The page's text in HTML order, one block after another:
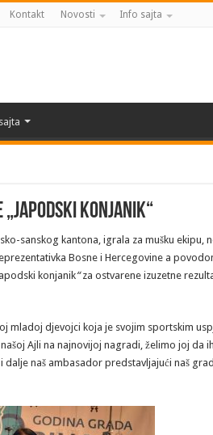
Kontakt Novosti Info sajta
konjanik“
sanskog kantona, igrala za mušku ekipu,
Bosne i Hercegovine a
konjanik“za ostvarene izuzetne
mladoj djevojci koja je svojim sportskim
Ajli na najnovijoj nagradi, želimo joj da
naš ambasador predstavljajući naš